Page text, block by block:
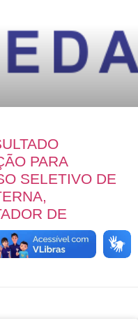
PARA
SELETIVO DE
DE